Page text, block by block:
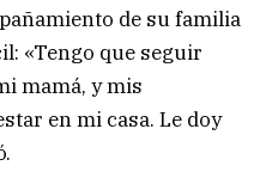
de su familia
«Tengo que seguir
mamá, y mis
en mi casa. Le doy